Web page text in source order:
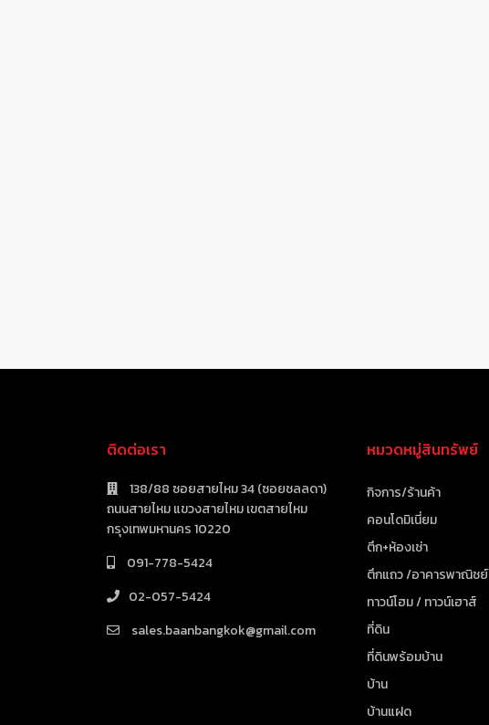
ติดต่อเรา
138/88 ซอยสายไหม 34 (ซอยชลลดา)
ถนนสายไหม แขวงสายไหม เขตสายไหม
กรุงเทพมหานคร 10220
091-778-5424
02-057-5424
sales.baanbangkok@gmail.com
หมวดหมู่สินทรัพย์
กิจการ/ร้านค้า
คอนโดมิเนี่ยม
ตึก+ห้องเช่า
ตึกแถว /อาคารพาณิชย์
ทาวน์โฮม / ทาวน์เฮาส์
ที่ดิน
ที่ดินพร้อมบ้าน
บ้าน
บ้านแฝด